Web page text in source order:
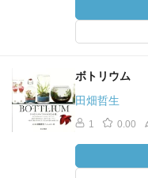
ボトリウム
田畑哲生
1 0.00